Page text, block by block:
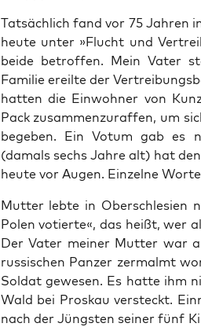
Tat­säch­lich fand vor 75 Jah­ren
heu­te unter »Flucht und
bei­de betrof­fen. Mein Vater
Fami­lie ereil­te der
hat­ten die Ein­woh­ner von
Pack zusam­men­zu­raf­fen, um
bege­ben. Ein Votum gab es
(damals sechs Jah­re alt) hat
heu­te vor Augen. Ein­zel­ne
Mut­ter leb­te in Ober­schle­si­en
Polen votier­te«, das heißt, wer
Der Vater mei­ner Mut­ter war
rus­si­schen Pan­zer zer­malmt
Sol­dat gewe­sen. Es hat­te ihm
Wald bei Pros­kau ver­steckt.
nach der Jüngs­ten sei­ner fünf